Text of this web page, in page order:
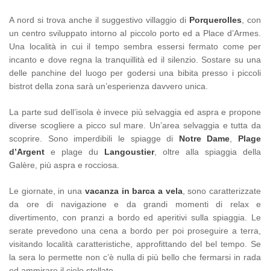
A nord si trova anche il suggestivo villaggio di Porquerolles , con
un centro sviluppato intorno al piccolo porto ed a Place d’Armes.
Una località in cui il tempo sembra essersi fermato come per
incanto e dove regna la tranquillità ed il silenzio. Sostare su una
delle panchine del luogo per godersi una bibita presso i piccoli
bistrot della zona sarà un’esperienza davvero unica.
La parte sud dell’isola è invece più selvaggia ed aspra e propone
diverse scogliere a picco sul mare. Un’area selvaggia e tutta da
scoprire. Sono imperdibili le spiagge di Notre Dame
Plage
d’Argent e plage du Langoustier, oltre alla spiaggia della
Galère, più aspra e rocciosa.
Le giornate, in una vacanza in barca a vela, sono caratterizzate
da ore di navigazione e da grandi momenti di relax e
divertimento, con pranzi a bordo ed aperitivi sulla spiaggia. Le
serate prevedono una cena a bordo per poi proseguire a terra,
visitando località caratteristiche, approfittando del bel tempo. Se
la sera lo permette non c’è nulla di più bello che fermarsi in rada